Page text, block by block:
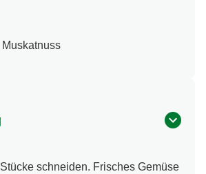
schneiden. Frisches Gemüse